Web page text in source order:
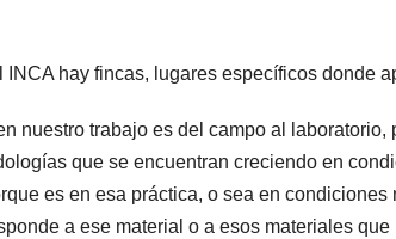
hay fincas, lugares específicos donde
nuestro trabajo es del campo al
que se encuentran creciendo en
es en esa práctica, o sea en
a ese material o a esos materiales